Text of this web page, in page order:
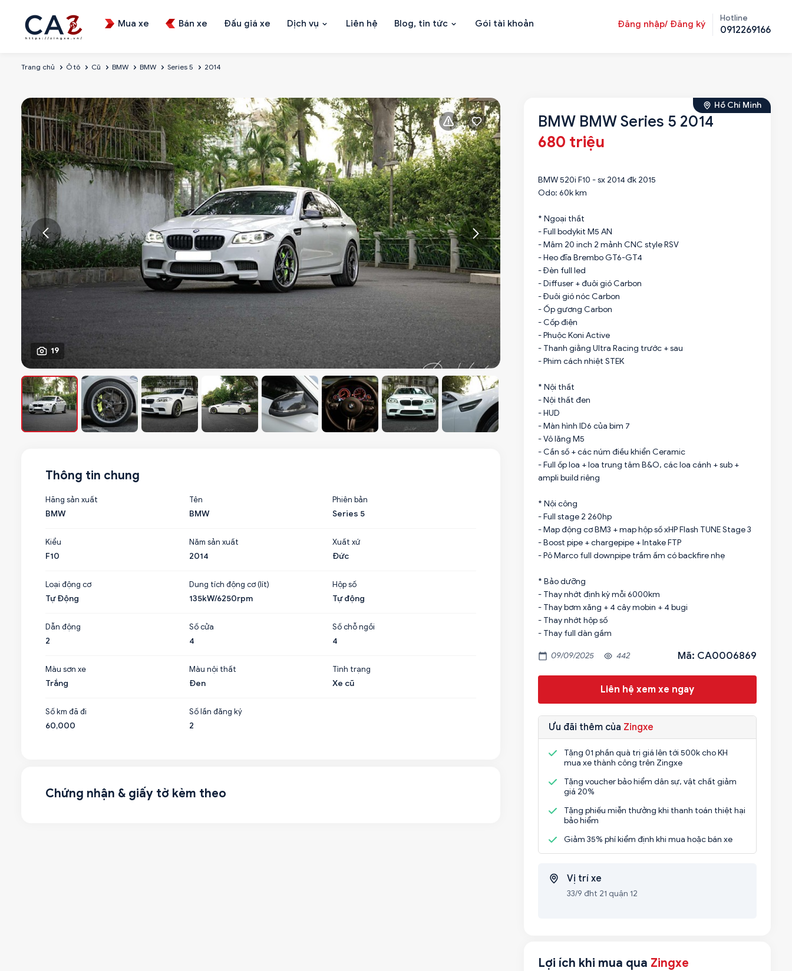
Mua xe Bán xe Đấu giá xe Dịch vụ Liên hệ Blog, tin tức Gói tài khoản Đăng nhập/ Đăng ký
Hotline
0912269166
Trang chủ Ô tô Cũ BMW BMW Series 5 2014
19
Hồ Chí Minh
BMW BMW Series 5 2014
680 triệu
BMW 520i F10 - sx 2014 đk 2015
Odo: 60k km
* Ngoại thất
- Full bodykit M5 AN
- Mâm 20 inch 2 mảnh CNC style RSV
- Heo đĩa Brembo GT6-GT4
- Đèn full led
- Diffuser + đuôi gió Carbon
- Đuôi gió nóc Carbon
- Ốp gương Carbon
- Cốp điện
- Phuộc Koni Active
- Thanh giằng Ultra Racing trước + sau
- Phim cách nhiệt STEK
* Nội thất
- Nội thất đen
- HUD
- Màn hình ID6 của bim 7
- Vô lăng M5
- Cần số + các núm điều khiển Ceramic
- Full ốp loa + loa trung tâm B&O, các loa cánh + sub +
ampli build riêng
* Nội công
- Full stage 2 260hp
- Map động cơ BM3 + map hộp số xHP Flash TUNE Stage 3
- Boost pipe + chargepipe + Intake FTP
- Pô Marco full downpipe trầm ấm có backfire nhẹ
* Bảo dưỡng
- Thay nhớt định kỳ mỗi 6000km
- Thay bơm xăng + 4 cây mobin + 4 bugi
- Thay nhớt hộp số
- Thay full dàn gầm
09/09/2025 442 Mã: CA0006869
Liên hệ xem xe ngay
Ưu đãi thêm của Zingxe
Tặng 01 phần quà trị giá lên tới 500k cho KH
mua xe thành công trên Zingxe
Tặng voucher bảo hiểm dân sự, vật chất giảm
giá 20%
Tặng phiếu miễn thưởng khi thanh toán thiệt hại
bảo hiểm
Giảm 35% phí kiểm định khi mua hoặc bán xe
Vị trí xe
33/9 đht 21 quận 12
Lợi ích khi mua qua Zingxe
Thông tin chung
Hãng sản xuất
BMW
Tên
BMW
Phiên bản
Series 5
Kiểu
F10
Năm sản xuất
2014
Xuất xứ
Đức
Loại động cơ
Tự Động
Dung tích động cơ (lít)
135kW/6250rpm
Hộp số
Tự động
Dẫn động
2
Số cửa
4
Số chỗ ngồi
4
Màu sơn xe
Trắng
Màu nội thất
Đen
Tình trạng
Xe cũ
Số km đã đi
60,000
Số lần đăng ký
2
Chứng nhận & giấy tờ kèm theo